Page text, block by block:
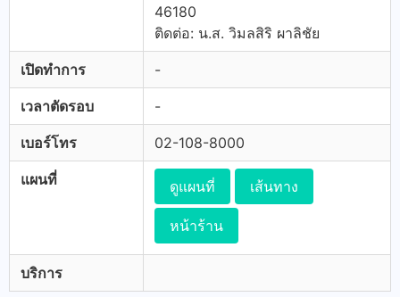
46180
ติดต่อ: น.ส. วิมลสิริ ผาลิชัย
เปิดทำการ -
เวลาตัดรอบ -
เบอร์โทร 02-108-8000
แผนที่ ดูแผนที่ เส้นทาง
หน้าร้าน
บริการ